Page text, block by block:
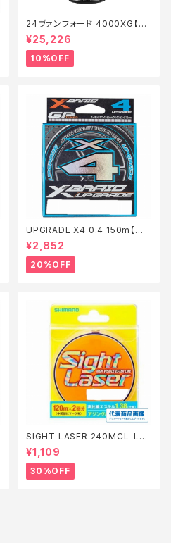
24ヴァンフォード 4000XG【継
続セール_リール】【10】
¥25,226
10%OFF
UPGRADE X4 0.4 150m【特
価仕掛】【20】
¥2,852
20%OFF
SIGHT LASER 240MCL−L75
Q 橙 0.2【特価仕掛】【30】
¥1,109
30%OFF